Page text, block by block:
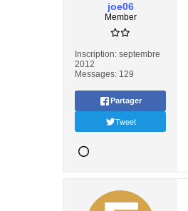
joe06
Member
Inscription: septembre
2012
Messages: 129
Partager
Tweet